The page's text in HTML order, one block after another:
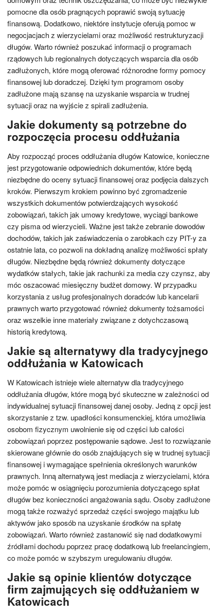
pomocne dla osób pragnących poprawić swoją sytuację
finansową. Dodatkowo, niektóre instytucje oferują pomoc w
negocjacjach z wierzycielami oraz możliwość restrukturyzacji
długów. Warto również poszukać informacji o programach
rządowych lub regionalnych dotyczących wsparcia dla osób
zadłużonych, które mogą oferować różnorodne formy pomocy
finansowej lub doradczej. Dzięki tym programom osoby
zadłużone mają szansę na uzyskanie wsparcia w trudnej
sytuacji oraz na wyjście z spirali zadłużenia.
Jakie dokumenty są potrzebne do
rozpoczęcia procesu oddłużania
Aby rozpocząć proces oddłużania długów Katowice, konieczne
jest przygotowanie odpowiednich dokumentów, które będą
niezbędne do oceny sytuacji finansowej oraz podjęcia dalszych
kroków. Pierwszym krokiem powinno być zgromadzenie
wszystkich dokumentów potwierdzających wysokość
zobowiązań, takich jak umowy kredytowe, wyciągi bankowe
czy pisma od wierzycieli. Ważne jest także zebranie dowodów
dochodów, takich jak zaświadczenia o zarobkach czy PIT-y za
ostatnie lata, co pozwoli na dokładną analizę możliwości spłaty
długów. Niezbędne będą również dokumenty dotyczące
wydatków stałych, takie jak rachunki za media czy czynsz, aby
móc oszacować miesięczny budżet domowy. W przypadku
korzystania z usług profesjonalnych doradców lub kancelarii
prawnych warto przygotować również dokumenty tożsamości
oraz wszelkie inne materiały związane z dotychczasową
historią kredytową.
Jakie są alternatywy dla tradycyjnego
oddłużania w Katowicach
W Katowicach istnieje wiele alternatyw dla tradycyjnego
oddłużania długów, które mogą być skuteczne w zależności od
indywidualnej sytuacji finansowej danej osoby. Jedną z opcji jest
skorzystanie z tzw. upadłości konsumenckiej, która umożliwia
osobom fizycznym uwolnienie się od części lub całości
zobowiązań poprzez postępowanie sądowe. Jest to rozwiązanie
skierowane głównie do osób znajdujących się w trudnej sytuacji
finansowej i wymagające spełnienia określonych warunków
prawnych. Inną alternatywą jest mediacja z wierzycielami, która
może pomóc w osiągnięciu porozumienia dotyczącego spłat
długów bez konieczności angażowania sądu. Osoby zadłużone
mogą także rozważyć sprzedaż części swojego majątku lub
aktywów jako sposób na uzyskanie środków na spłatę
zobowiązań. Warto również zastanowić się nad dodatkowymi
źródłami dochodu poprzez pracę dodatkową lub freelancingiem,
co może pomóc w szybszym uregulowaniu długów.
Jakie są opinie klientów dotyczące
firm zajmujących się oddłużaniem w
Katowicach